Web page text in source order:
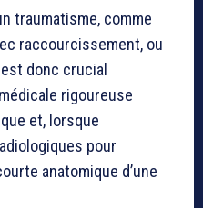
traumatisme, comme
raccourcissement, ou
donc crucial
rigoureuse
et, lorsque
pour
anatomique d’une